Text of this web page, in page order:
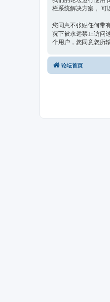
栏系统解决方案， 可
您同意不张贴任何带
况下被永远禁止访问
个用户，您同意您所
论坛首页